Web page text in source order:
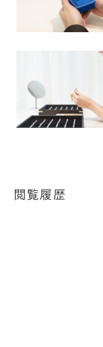
閲覧履歴